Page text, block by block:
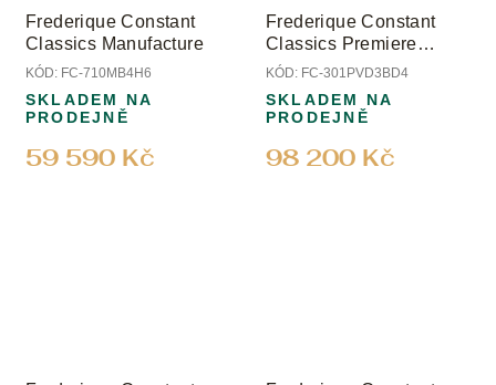
Frederique Constant
Classics Manufacture
KÓD: FC-710MB4H6
59 590 Kč
SKLADEM NA
PRODEJNĚ
Frederique Constant
Classics Premiere
Limited Edition
KÓD: FC-301PVD3BD4
98 200 Kč
SKLADEM NA
PRODEJNĚ